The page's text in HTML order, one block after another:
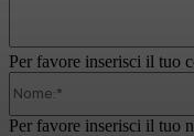
Per favore inserisci il tuo
Per favore inserisci il tuo